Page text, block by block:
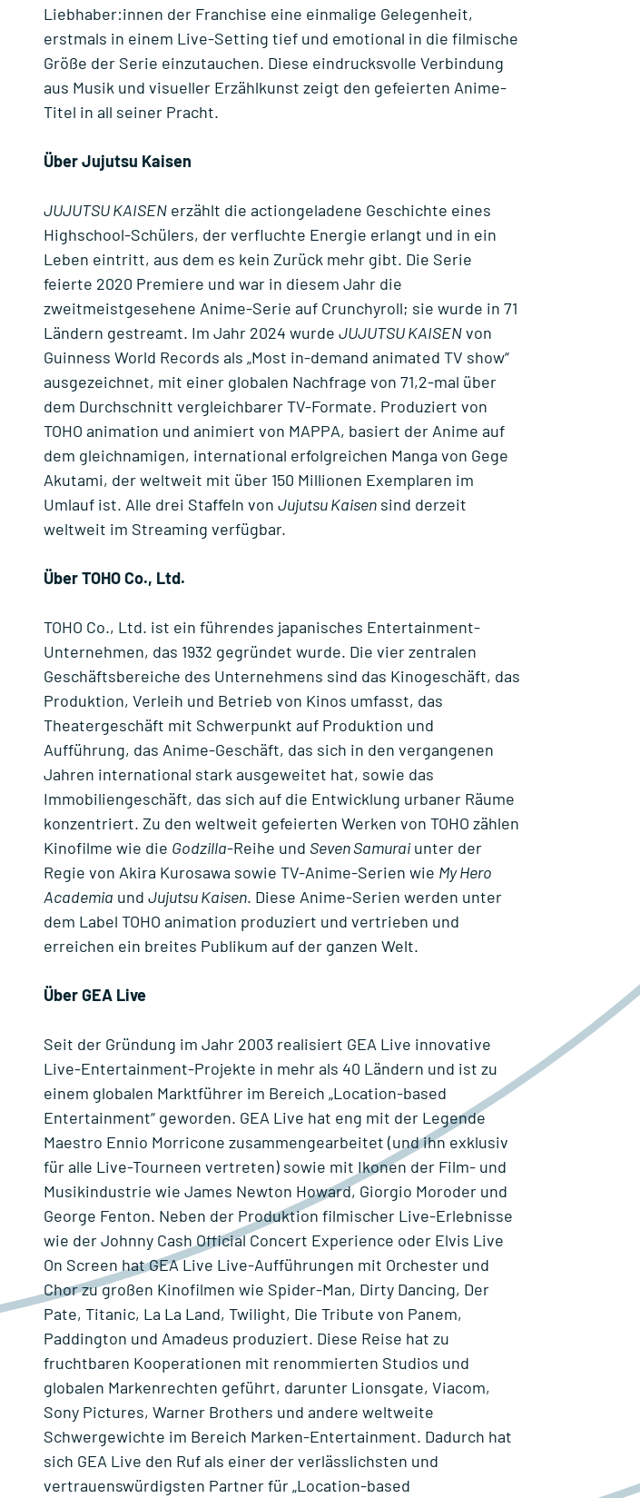
Liebhaber:innen der Franchise eine einmalige Gelegenheit,
erstmals in einem Live-Setting tief und emotional in die filmische
Größe der Serie einzutauchen. Diese eindrucksvolle Verbindung
aus Musik und visueller Erzählkunst zeigt den gefeierten Anime-
Titel in all seiner Pracht.
Über Jujutsu Kaisen
JUJUTSU KAISEN erzählt die actiongeladene Geschichte eines
Highschool-Schülers, der verfluchte Energie erlangt und in ein
Leben eintritt, aus dem es kein Zurück mehr gibt. Die Serie
feierte 2020 Premiere und war in diesem Jahr die
zweitmeistgesehene Anime-Serie auf Crunchyroll; sie wurde in 71
Ländern gestreamt. Im Jahr 2024 wurde JUJUTSU KAISENvon
Guinness World Records als „Most in-demand animated TV show“
ausgezeichnet, mit einer globalen Nachfrage von 71,2-mal über
dem Durchschnitt vergleichbarer TV-Formate. Produziert von
TOHO animation und animiert von MAPPA, basiert der Anime auf
dem gleichnamigen, international erfolgreichen Manga von Gege
Akutami, der weltweit mit über 150 Millionen Exemplaren im
Umlauf ist. Alle drei Staffeln von Jujutsu Kaisen sind derzeit
weltweit im Streaming verfügbar.
Über TOHO Co., Ltd.
TOHO Co., Ltd. ist ein führendes japanisches Entertainment-
Unternehmen, das 1932 gegründet wurde. Die vier zentralen
Geschäftsbereiche des Unternehmens sind das Kinogeschäft, das
Produktion, Verleih und Betrieb von Kinos umfasst, das
Theatergeschäft mit Schwerpunkt auf Produktion und
Aufführung, das Anime-Geschäft, das sich in den vergangenen
Jahren international stark ausgeweitet hat, sowie das
Immobiliengeschäft, das sich auf die Entwicklung urbaner Räume
konzentriert. Zu den weltweit gefeierten Werken von TOHO zählen
Kinofilme wie die Godzilla-Reihe und Seven Samuraiunter der
Regie von Akira Kurosawa sowie TV-Anime-Serien wie My Hero
Academia und Jujutsu Kaisen. Diese Anime-Serien werden unter
dem Label TOHO animation produziert und vertrieben und
erreichen ein breites Publikum auf der ganzen Welt.
Über GEA Live
Seit der Gründung im Jahr 2003 realisiert GEA Live innovative
Live-Entertainment-Projekte in mehr als 40 Ländern und ist zu
einem globalen Marktführer im Bereich „Location-based
Entertainment“ geworden. GEA Live hat eng mit der Legende
Maestro Ennio Morricone zusammengearbeitet (und ihn exklusiv
für alle Live-Tourneen vertreten) sowie mit Ikonen der Film- und
Musikindustrie wie James Newton Howard, Giorgio Moroder und
George Fenton. Neben der Produktion filmischer Live-Erlebnisse
wie der Johnny Cash Official Concert Experience oder Elvis Live
On Screen hat GEA Live Live-Aufführungen mit Orchester und
Chor zu großen Kinofilmen wie Spider-Man, Dirty Dancing, Der
Pate, Titanic, La La Land, Twilight, Die Tribute von Panem,
Paddington und Amadeus produziert. Diese Reise hat zu
fruchtbaren Kooperationen mit renommierten Studios und
globalen Markenrechten geführt, darunter Lionsgate, Viacom,
Sony Pictures, Warner Brothers und andere weltweite
Schwergewichte im Bereich Marken-Entertainment. Dadurch hat
sich GEA Live den Ruf als einer der verlässlichsten und
vertrauenswürdigsten Partner für „Location-based